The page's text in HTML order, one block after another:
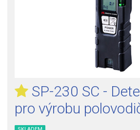
SP-230 SC -
pro výrobu